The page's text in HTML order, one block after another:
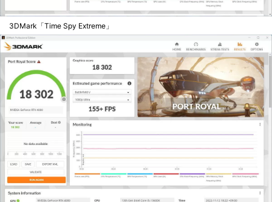
3DMark「Time Spy Extreme」